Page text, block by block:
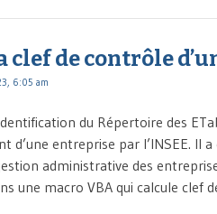
clef de contrôle
6:05 am
du Répertoire des
d’une entreprise par l’INSEE. Il
administrative des
une macro VBA qui calcule clef